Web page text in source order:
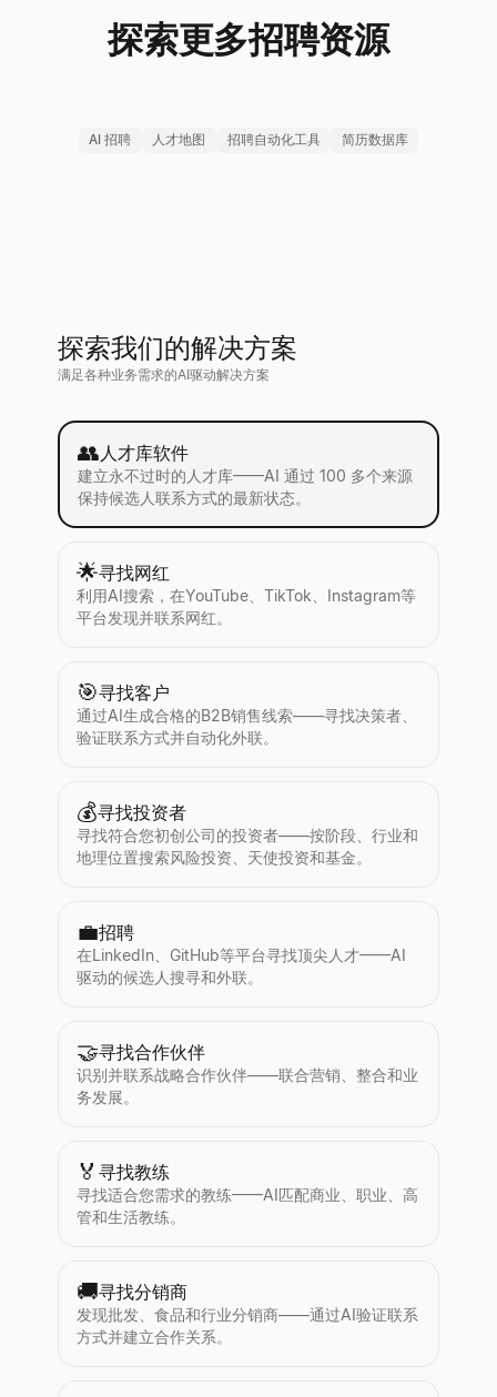
探索更多招聘资源
AI 招聘 人才地图 招聘自动化工具 简历数据库
探索我们的解决方案
满足各种业务需求的AI驱动解决方案
👥 人才库软件
建立永不过时的人才库——AI 通过 100 多个来源
保持候选人联系方式的最新状态。
🌟寻找网红
利用AI搜索，在YouTube、TikTok、Instagram等
平台发现并联系网红。
🎯寻找客户
通过AI生成合格的B2B销售线索——寻找决策者、
验证联系方式并自动化外联。
💰寻找投资者
寻找符合您初创公司的投资者——按阶段、行业和
地理位置搜索风险投资、天使投资和基金。
💼招聘
在LinkedIn、GitHub等平台寻找顶尖人才——AI
驱动的候选人搜寻和外联。
🤝寻找合作伙伴
识别并联系战略合作伙伴——联合营销、整合和业
务发展。
🏅 寻找教练
寻找适合您需求的教练——AI匹配商业、职业、高
管和生活教练。
🚚寻找分销商
发现批发、食品和行业分销商——通过AI验证联系
方式并建立合作关系。